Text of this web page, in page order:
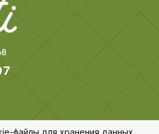
файлы для хранения данных.